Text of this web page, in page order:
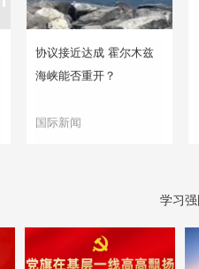
协议接近达成 霍尔木兹
海峡能否重开？
国际新闻
学习